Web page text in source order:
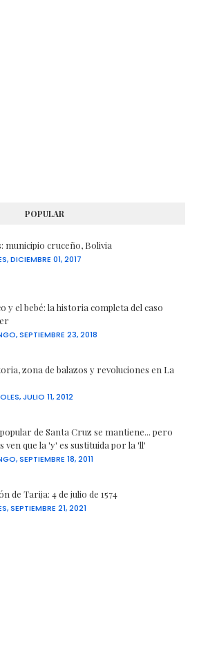
POPULAR
municipio cruceño, Bolivia
DICIEMBRE 01, 2017
y el bebé: la historia completa del caso
SEPTIEMBRE 23, 2018
zona de balazos y revoluciones en La
JULIO 11, 2012
de Santa Cruz se mantiene... pero
ven que la 'y' es sustituida por la 'll'
SEPTIEMBRE 18, 2011
de Tarija: 4 de julio de 1574
SEPTIEMBRE 21, 2021